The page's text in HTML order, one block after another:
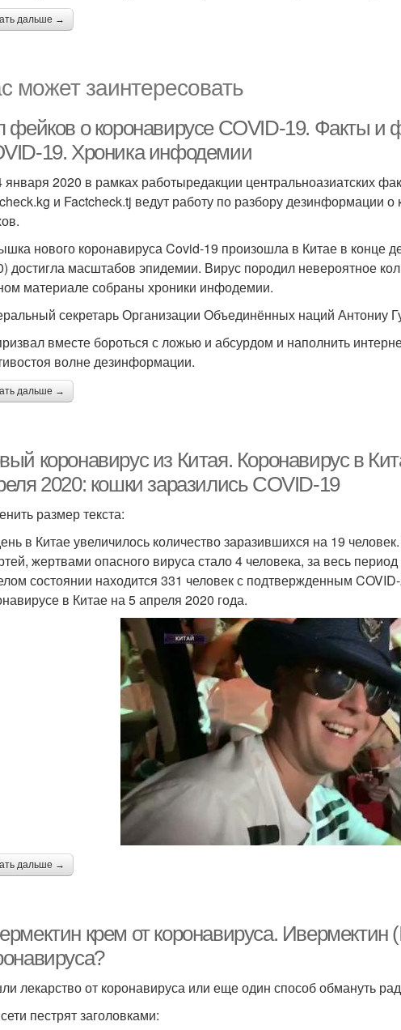
дальше →
может заинтересовать
фейков о коронавирусе COVID-19. Факты и
19. Хроника инфодемии
2020 в рамках работыредакции центральноазиатских
и Factcheck.tj ведут работу по разбору дезинформации
нового коронавируса Covid-19 произошла в Китае в конце
достигла масштабов эпидемии. Вирус породил невероятное
материале собраны хроники инфодемии.
секретарь Организации Объединённых наций Антониу
вместе бороться с ложью и абсурдом и наполнить
волне дезинформации.
дальше →
коронавирус из Китая. Коронавирус в
2020: кошки заразились COVID-19
размер текста:
в Китае увеличилось количество заразившихся на 19
жертвами опасного вируса стало 4 человека, за весь
состоянии находится 331 человек с подтвержденным
в Китае на 5 апреля 2020 года.
дальше →
крем от коронавируса. Ивермектин
лекарство от коронавируса или еще один способ обмануть
пестрят заголовками: